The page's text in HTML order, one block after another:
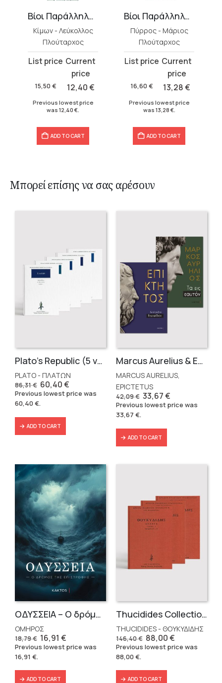
Βίοι Παράλληλοι 12
Κίμων - Λεύκολλος
Πλούταρχος
15,50 €
Original
was:
12,40€
Current
is:
Previous lowest price
was 12,40 €
ADD TO CART
Βίοι Παράλληλοι 13
Πύρρος - Μάριος
Πλούταρχος
16,60 €
Original
was:
13,28€
Current
is:
Previous lowest price
was 13,28 €.
ADD TO CART
Μπορεί επίσης να σας αρέσουν
Plato’s Republic (5 volumes)
PLATO - ΠΛΑΤΩΝ
86,31€ Original
price
was:
86,31 €.
60,40€Current
price
is:
Previous lowest price was
60,40€.
ADD TO CART
Marcus Aurelius & Epictetus (Compact works in Greek)
MARCUS AURELIUS,
EPICTETUS
42,09€ Original
price
was:
33,67€Current
price
is:
Previous lowest price was
33,67 €.
ADD TO CART
OΔΥΣΣΕΙΑ – Ο δρόμος της επιστροφής
ΟΜΗΡΟΣ
18,79€ Original
price
was:
16,91 €Current
price
is:
Previous lowest price was
16,91 €.
ADD TO CART
Thucidides Collection – Hardbound Edition (4 volumes)
THUCIDIDES - ΘΟΥΚΥΔΙΔΗΣ
146,40€ Original
price
was:
88,00€Current
price
is:
Previous lowest price was
88,00€.
ADD TO CART